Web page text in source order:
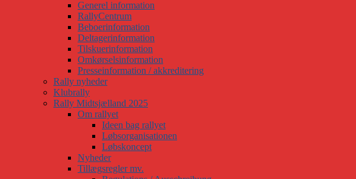
Generel information
RallyCentrum
Beboerinformation
Deltagerinformation
Tilskuerinformation
Omkørselsinformation
Presseinformation / akkreditering
Rally nyheder
Klubrally
Rally Midtsjælland 2025
Om rallyet
Ideen bag rallyet
Løbsorganisationen
Løbskoncept
Nyheder
Tillægsregler mv.